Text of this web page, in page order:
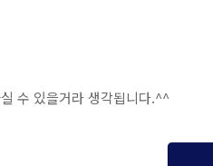
수 있을거라 생각됩니다.^^